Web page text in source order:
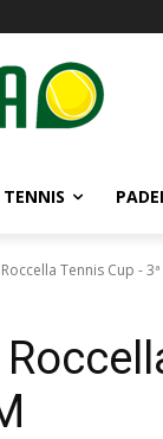
TENNIS
Tennis Cup -